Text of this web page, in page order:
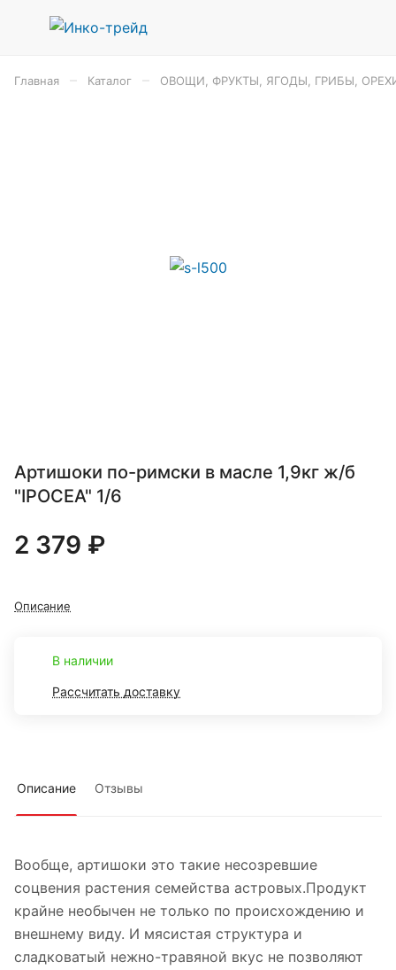
Главная Каталог ОВОЩИ, ФРУКТЫ, ЯГОДЫ, ГРИБЫ,
Артишоки по-римски в масле 1,9кг ж/б
"IPOCEA" 1/6
2 379 ₽
Описание
В наличии
Рассчитать доставку
Описание Отзывы
Вообще, артишоки это такие несозревшие
соцвения растения семейства астровых.Продукт
крайне необычен не только по происхождению и
внешнему виду. И мясистая структура и
сладковатый нежно-травяной вкус не позволяют